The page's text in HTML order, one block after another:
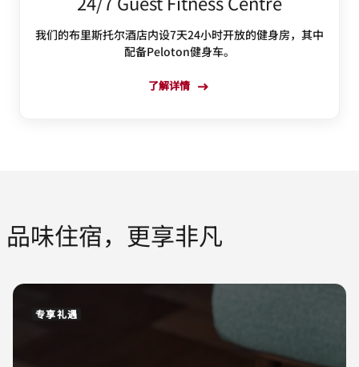
我们的布里斯托尔酒店内设7天24小时开放的健身房，其中
配备Peloton健身车。
了解详情
品味住宿，更享非凡
专享礼遇